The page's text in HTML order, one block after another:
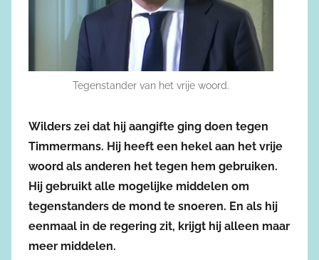
Tegenstander van het vrije woord.
Wilders zei dat hij aangifte ging doen tegen
Timmermans. Hij heeft een hekel aan het vrije
woord als anderen het tegen hem gebruiken.
Hij gebruikt alle mogelijke middelen om
tegenstanders de mond te snoeren. En als hij
eenmaal in de regering zit, krijgt hij alleen maar
meer middelen.